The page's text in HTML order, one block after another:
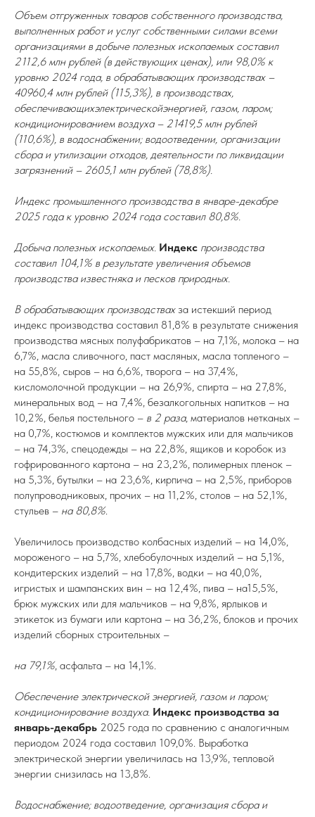
Объем отгруженных товаров собственного производства,
выполненных работ и услуг собственными силами всеми
организациями в добыче полезных ископаемых составил
2112,6 млн рублей (в действующих ценах), или 98,0% к
уровню 2024 года, в обрабатывающих производствах –
40960,4 млн рублей (115,3%), в производствах,
обеспечивающихэлектрическойэнергией, газом, паром;
кондиционированием воздуха – 21419,5 млн рублей
(110,6%), в водоснабжении; водоотведении, организации
сбора и утилизации отходов, деятельности по ликвидации
загрязнений – 2605,1 млн рублей (78,8%).
Индекс промышленного производства в январе-декабре
2025 года к уровню 2024 года составил 80,8%.
Добыча полезных ископаемых. Индекс производства
составил 104,1% в результате увеличения объемов
производства известняка и песков природных.
В обрабатывающих производствах за истекший период
индекс производства составил 81,8% в результате снижения
производства мясных полуфабрикатов – на 7,1%, молока – на
6,7%, масла сливочного, паст масляных, масла топленого –
на 55,8%, сыров – на 6,6%, творога – на 37,4%,
кисломолочной продукции – на 26,9%, спирта – на 27,8%,
минеральных вод – на 7,4%, безалкогольных напитков – на
10,2%, белья постельного – в 2 раза, материалов нетканых –
на 0,7%, костюмов и комплектов мужских или для мальчиков
– на 74,3%, спецодежды – на 22,8%, ящиков и коробок из
гофрированного картона – на 23,2%, полимерных пленок –
на 5,3%, бутылки – на 23,6%, кирпича – на 2,5%, приборов
полупроводниковых, прочих – на 11,2%, столов – на 52,1%,
стульев – на 80,8%.
Увеличилось производство колбасных изделий – на 14,0%,
мороженого – на 5,7%, хлебобулочных изделий – на 5,1%,
кондитерских изделий – на 17,8%, водки – на 40,0%,
игристых и шампанских вин – на 12,4%, пива – на15,5%,
брюк мужских или для мальчиков – на 9,8%, ярлыков и
этикеток из бумаги или картона – на 36,2%, блоков и прочих
изделий сборных строительных –
на 79,1%, асфальта – на 14,1%.
Обеспечение электрической энергией, газом и паром;
кондиционирование воздуха. Индекс производства за
январь-декабрь 2025 года по сравнению с аналогичным
периодом 2024 года составил 109,0%. Выработка
электрической энергии увеличилась на 13,9%, тепловой
энергии снизилась на 13,8%.
Водоснабжение; водоотведение, организация сбора и